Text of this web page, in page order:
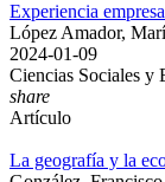
Experiencia
López Amador,
2024-01-09
Ciencias Sociales y
share
Artículo
La geografía y la